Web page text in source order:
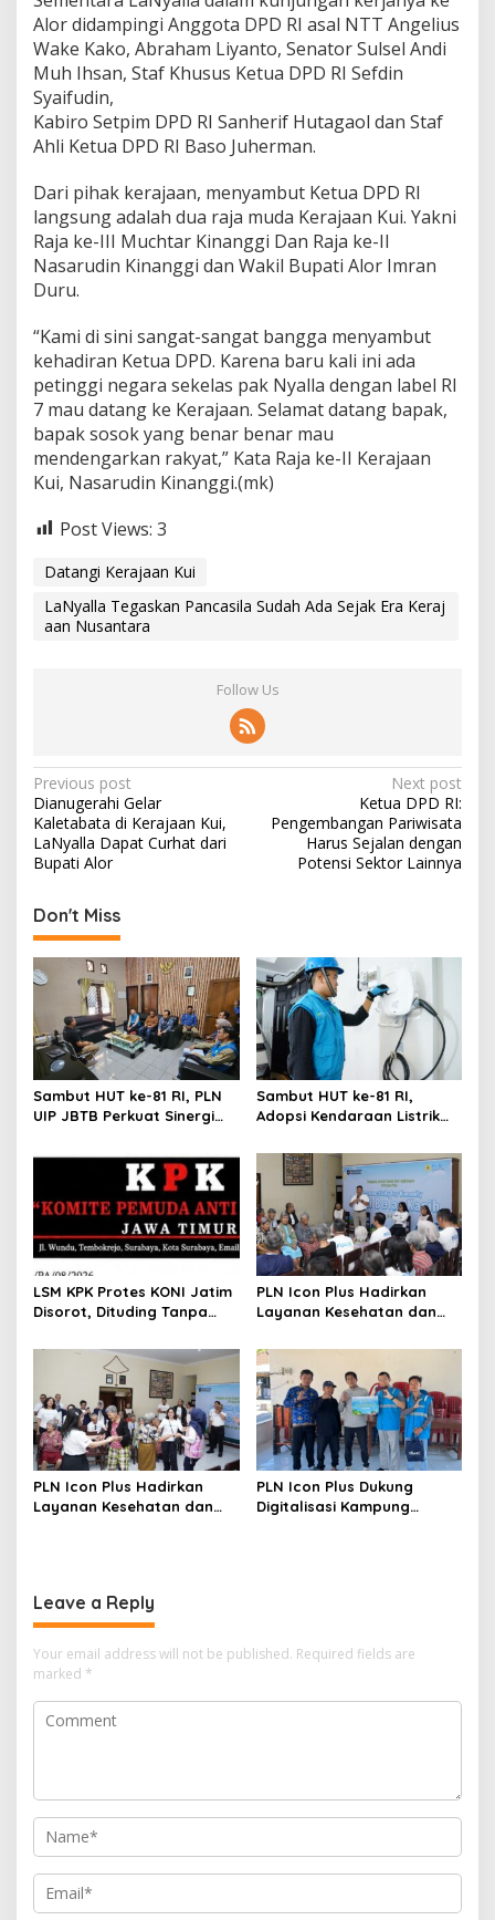
Alor didampingi Anggota DPD RI asal NTT Angelius
Wake Kako, Abraham Liyanto, Senator Sulsel Andi
Muh Ihsan, Staf Khusus Ketua DPD RI Sefdin
Syaifudin,
Kabiro Setpim DPD RI Sanherif Hutagaol dan Staf
Ahli Ketua DPD RI Baso Juherman.
Dari pihak kerajaan, menyambut Ketua DPD RI
langsung adalah dua raja muda Kerajaan Kui. Yakni
Raja ke-III Muchtar Kinanggi Dan Raja ke-II
Nasarudin Kinanggi dan Wakil Bupati Alor Imran
Duru.
“Kami di sini sangat-sangat bangga menyambut
kehadiran Ketua DPD. Karena baru kali ini ada
petinggi negara sekelas pak Nyalla dengan label RI
7 mau datang ke Kerajaan. Selamat datang bapak,
bapak sosok yang benar benar mau
mendengarkan rakyat,” Kata Raja ke-II Kerajaan
Kui, Nasarudin Kinanggi.(mk)
Post Views: 3
Datangi Kerajaan Kui
LaNyalla Tegaskan Pancasila Sudah Ada Sejak Era Keraj
aan Nusantara
Follow Us
P
o
s
n
a
v
i
g
a
t
i
o
n
Previous post
Dianugerahi Gelar
Kaletabata di Kerajaan Kui,
LaNyalla Dapat Curhat dari
Bupati Alor
Next post
Ketua DPD RI:
Pengembangan Pariwisata
Harus Sejalan dengan
Potensi Sektor Lainnya
Don't Miss
Sambut HUT ke-81 RI, PLN
UIP JBTB Perkuat Sinergi
Nasional Baluran
Sambut HUT ke-81 RI,
Adopsi Kendaraan Listrik
Baru Gunakan Home
Charging Services PLN
LSM KPK Protes KONI Jatim
Disorot, Dituding Tanpa
PLN Icon Plus Hadirkan
Layanan Kesehatan dan
di Rumah Belas Kasih
PLN Icon Plus Hadirkan
Layanan Kesehatan dan
PLN Icon Plus Dukung
Digitalisasi Kampung
Leave a Reply
Your email address will not be published. Required fields are
marked *